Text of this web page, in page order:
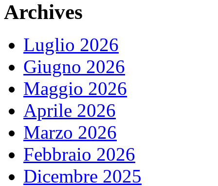
Archives
Luglio 2026
Giugno 2026
Maggio 2026
Aprile 2026
Marzo 2026
Febbraio 2026
Dicembre 2025